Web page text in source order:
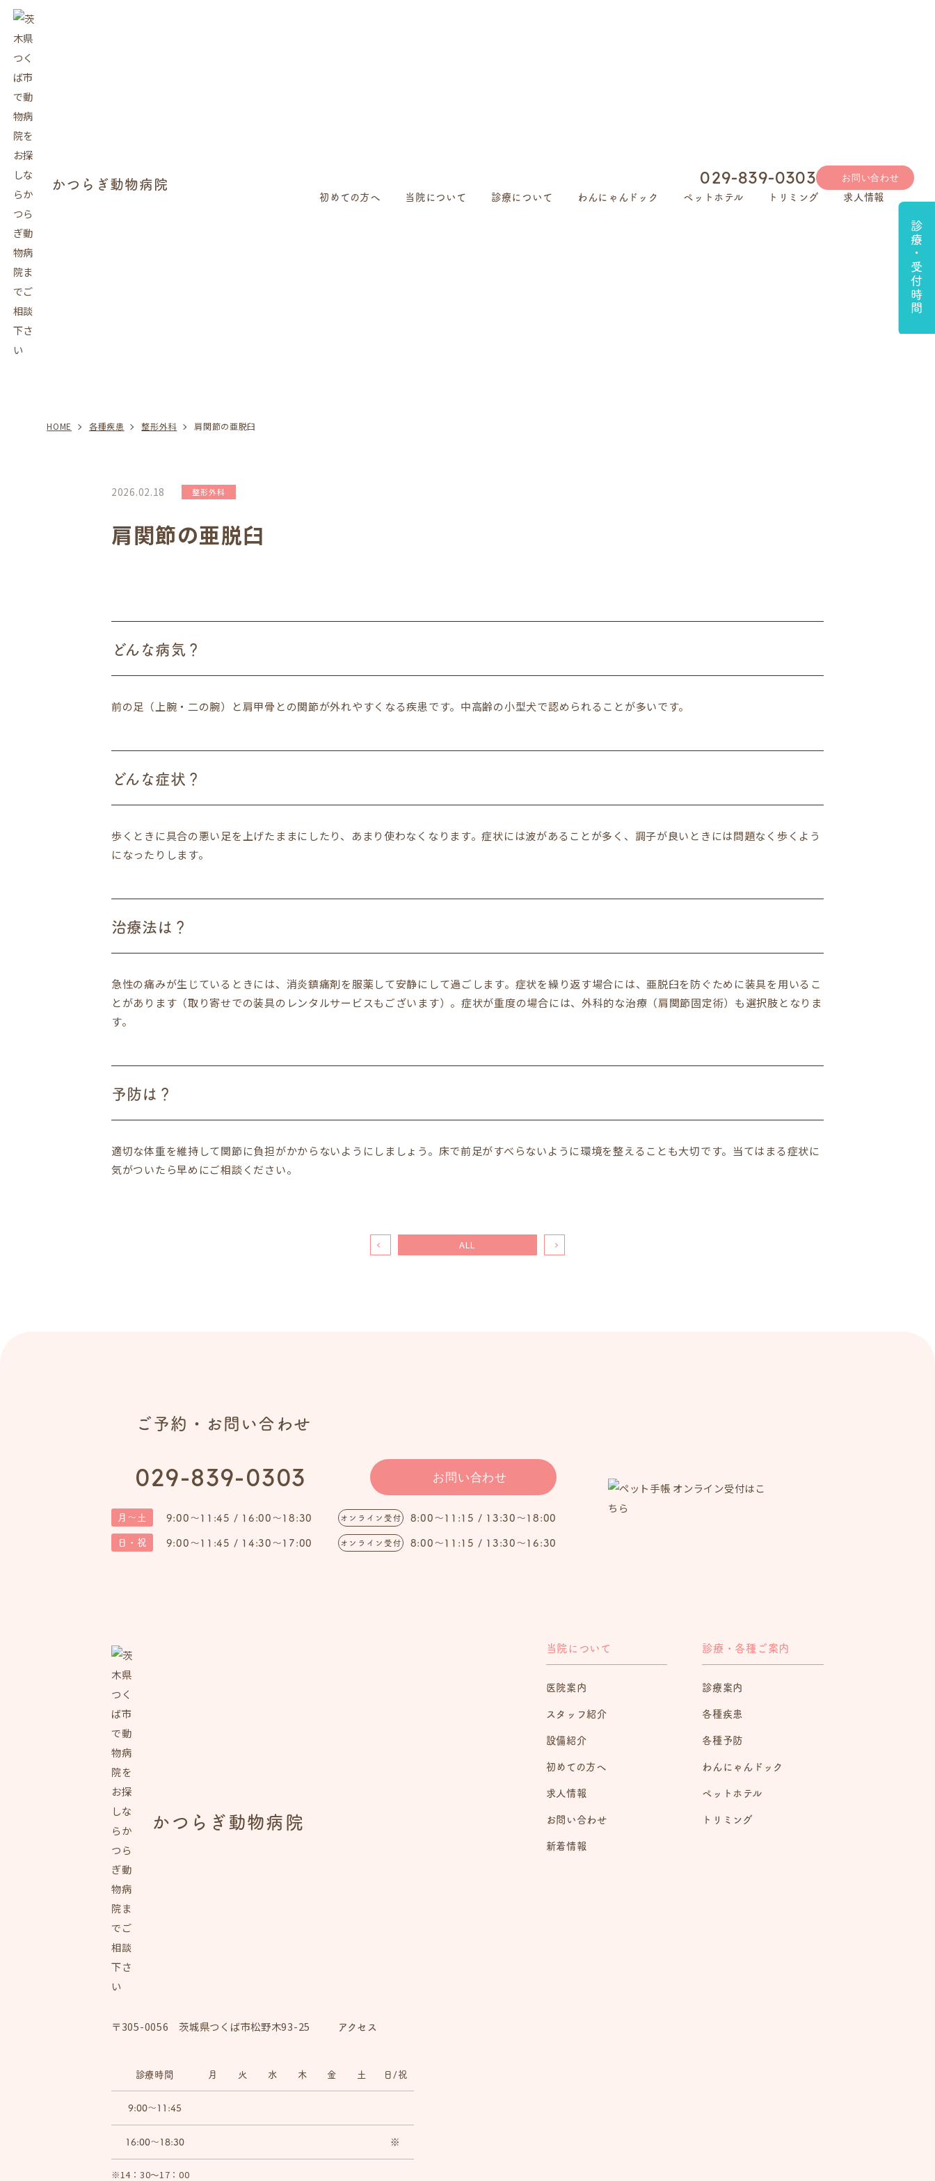
かつらぎ動物病院 029-839-0303 お問い合わせ
初めての方へ 当院について 診療について わんにゃんドック ペットホテル トリミング 求人情報
診療・受付時間
HOME 各種疾患 整形外科 肩関節の亜脱臼
2026.02.18 整形外科
肩関節の亜脱臼
どんな病気？
前の足（上腕・二の腕）と肩甲骨との関節が外れやすくなる疾患です。中高齢の小型犬で認められることが多いです。
どんな症状？
歩くときに具合の悪い足を上げたままにしたり、あまり使わなくなります。症状には波があることが多く、調子が良いときには問題なく歩くよう
になったりします。
治療法は？
急性の痛みが生じているときには、消炎鎮痛剤を服薬して安静にして過ごします。症状を繰り返す場合には、亜脱臼を防ぐために装具を用いるこ
とがあります（取り寄せでの装具のレンタルサービスもございます）。症状が重度の場合には、外科的な治療（肩関節固定術）も選択肢となりま
す。
予防は？
適切な体重を維持して関節に負担がかからないようにしましょう。床で前足がすべらないように環境を整えることも大切です。当てはまる症状に
気がついたら早めにご相談ください。
ALL
ご予約・お問い合わせ
029-839-0303 お問い合わせ
月～土 9:00～11:45 / 16:00～18:30 オンライン受付 8:00～11:15 / 13:30～18:00
日・祝 9:00～11:45 / 14:30～17:00 オンライン受付 8:00～11:15 / 13:30～16:30
かつらぎ動物病院
〒305-0056 茨城県つくば市松野木93-25 アクセス
診療時間 月 火 水 木 金 土 日/祝
9:00～11:45
16:00〜18:30 ※
※14：30～17：00
当院について
医院案内
スタッフ紹介
設備紹介
初めての方へ
求人情報
お問い合わせ
新着情報
診療・各種ご案内
診療案内
各種疾患
各種予防
わんにゃんドック
ペットホテル
トリミング